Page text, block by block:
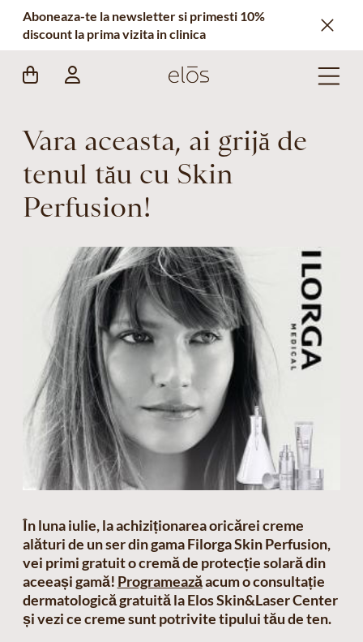
Aboneaza-te la newsletter si primesti 10%
discount la prima vizita in clinica
Vara aceasta, ai grijă de
tenul tău cu Skin
Perfusion!
În luna iulie, la achiziționarea oricărei creme
alături de un ser din gama Filorga Skin Perfusion,
vei primi gratuit o cremă de protecție solară din
aceeași gamă! Programeazăacum o consultație
dermatologică gratuită la Elos Skin&Laser Center
și vezi ce creme sunt potrivite tipului tău de ten.